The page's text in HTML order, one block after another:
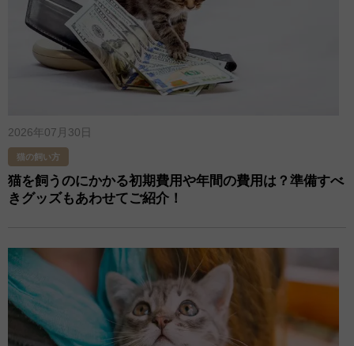
2026年07月30日
猫の飼い方
猫を飼うのにかかる初期費用や年間の費用は？準備すべ
きグッズもあわせてご紹介！